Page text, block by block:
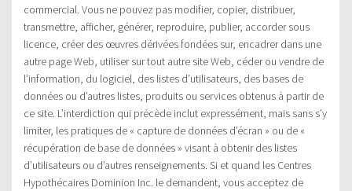
commercial. Vous ne pouvez pas modifier, copier, distribuer,
transmettre, afficher, générer, reproduire, publier, accorder sous
licence, créer des œuvres dérivées fondées sur, encadrer dans une
autre page Web, utiliser sur tout autre site Web, céder ou vendre de
l’information, du logiciel, des listes d’utilisateurs, des bases de
données ou d’autres listes, produits ou services obtenus à partir de
ce site. L’interdiction qui précède inclut expressément, mais sans s’y
limiter, les pratiques de « capture de données d’écran » ou de «
récupération de base de données » visant à obtenir des listes
d’utilisateurs ou d’autres renseignements. Si et quand les Centres
Hypothécaires Dominion Inc. le demandent, vous acceptez de